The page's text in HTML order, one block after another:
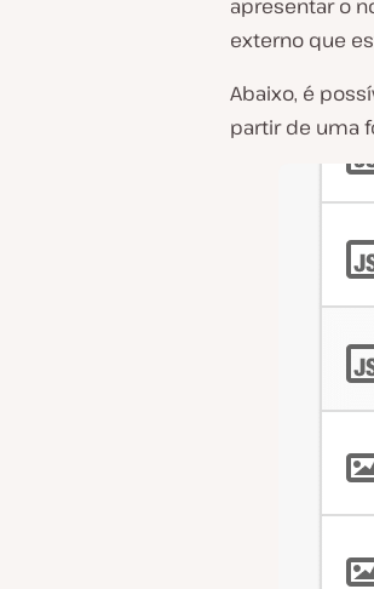
apresentar o
externo que
Abaixo, é
partir de uma